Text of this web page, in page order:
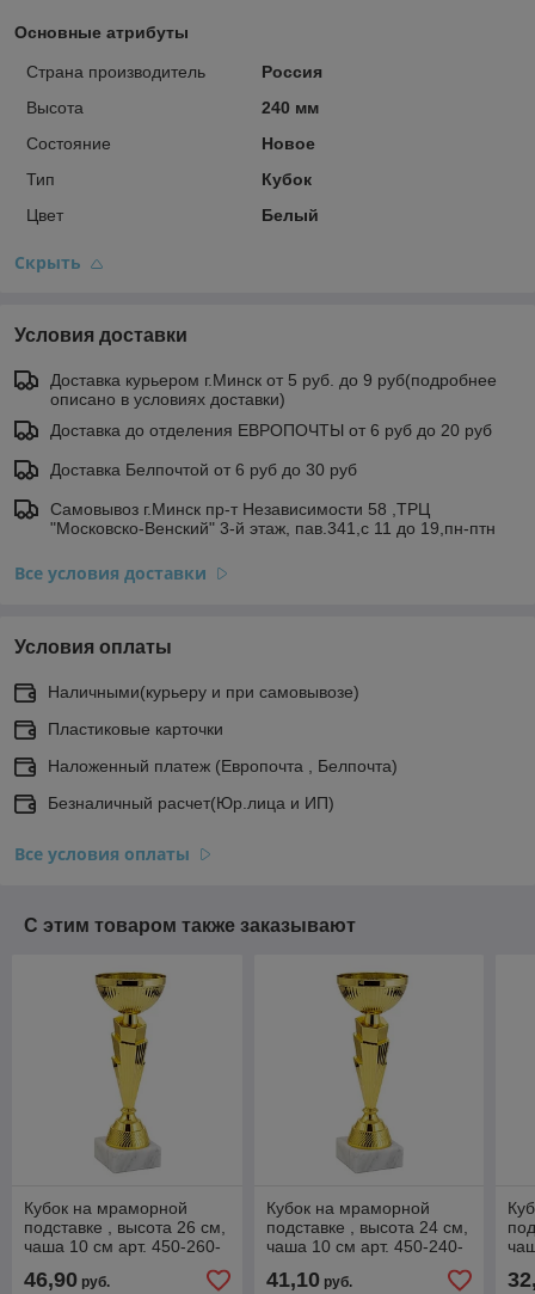
Основные атрибуты
Страна производитель
Россия
Высота
240 мм
Состояние
Новое
Тип
Кубок
Цвет
Белый
Скрыть
Условия доставки
Доставка курьером г.Минск от 5 руб. до 9 руб(подробнее
описано в условиях доставки)
Доставка до отделения ЕВРОПОЧТЫ от 6 руб до 20 руб
Доставка Белпочтой от 6 руб до 30 руб
Самовывоз г.Минск пр-т Независимости 58 ,ТРЦ
"Московско-Венский" 3-й этаж, пав.341,с 11 до 19,пн-птн
Все условия доставки
Условия оплаты
Наличными(курьеру и при самовывозе)
Пластиковые карточки
Наложенный платеж (Европочта , Белпочта)
Безналичный расчет(Юр.лица и ИП)
Все условия оплаты
С этим товаром также заказывают
Кубок на мраморной
подставке , высота 26 см,
чаша 10 см арт. 450-260-
46,90 руб.
Кубок на мраморной
подставке , высота 24 см,
чаша 10 см арт. 450-240-
41,10руб.